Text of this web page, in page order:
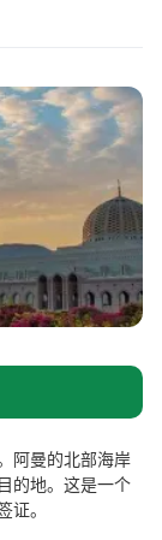
阿曼的北部海岸
的地。这是一个
证。